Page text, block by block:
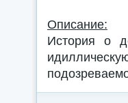
Описание:
История о